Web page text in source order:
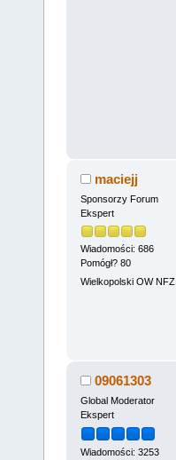
maciejj
Sponsorzy Forum
Ekspert
Wiadomości: 686
Pomógł? 80
Wielkopolski OW NFZ
09061303
Global Moderator
Ekspert
Wiadomości: 3253